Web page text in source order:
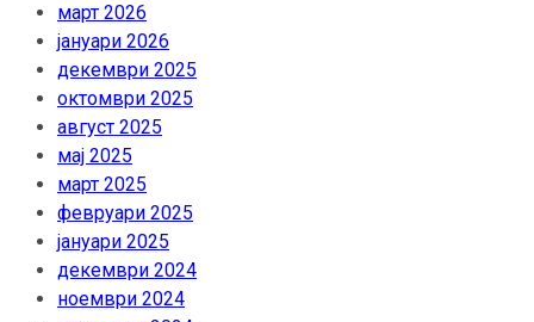
март 2026
јануари 2026
декември 2025
октомври 2025
август 2025
мај 2025
март 2025
февруари 2025
јануари 2025
декември 2024
ноември 2024